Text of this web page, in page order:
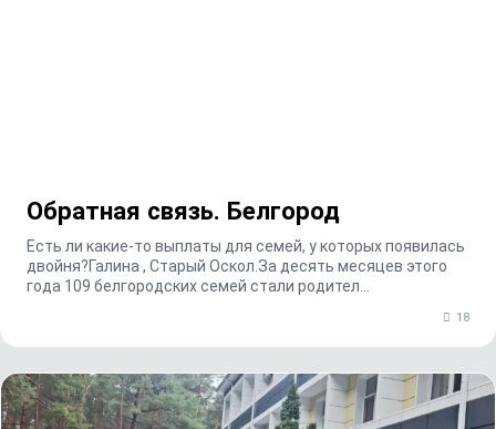
Обратная связь. Белгород
Есть ли какие-то выплаты для семей, у которых появилась
двойня?Галина , Старый Оскол.За десять месяцев этого
года 109 белгородских семей стали родител...
18